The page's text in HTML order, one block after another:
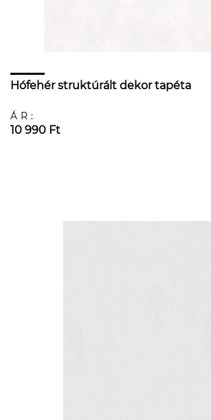
Hófehér struktúrált dekor tapéta
ÁR:
10 990 Ft